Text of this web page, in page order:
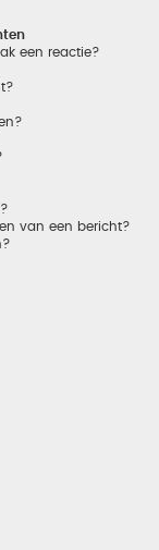
een reactie?
van een bericht?